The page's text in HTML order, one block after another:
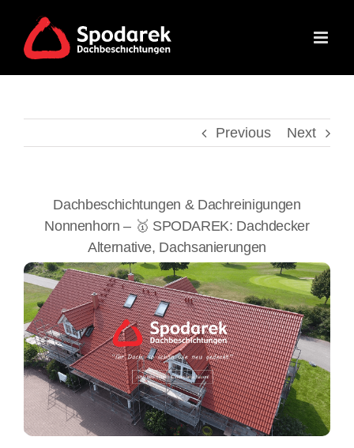
content
Previous Next
Dachbeschichtungen & Dachreinigungen
Nonnenhorn – 🥇 SPODAREK: Dachdecker
Alternative, Dachsanierungen